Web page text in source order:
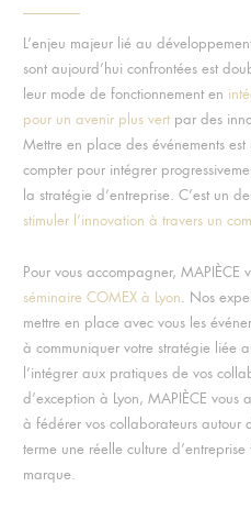
L’enjeu majeur lié au
sont aujourd’hui confrontées est
leur mode de fonctionnement en
pour un avenir plus vertpar des
Mettre en place des événements
compter pour intégrer
la stratégie d’entreprise. C’est un
stimuler l’innovation à travers un
Pour vous accompagner, MAPIÈCE
séminaire COMEX à Lyon. Nos
mettre en place avec vous les
à communiquer votre stratégie liée
l’intégrer aux pratiques de vos
d’exception à Lyon, MAPIÈCE
à fédérer vos collaborateurs autour
terme une réelle culture
marque.